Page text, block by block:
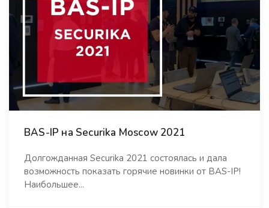
BAS-IP на Securika Moscow 2021
Долгожданная Securika 2021 состоялась и дала
возможность показать горячие новинки от BAS-IP!
Наибольшее...